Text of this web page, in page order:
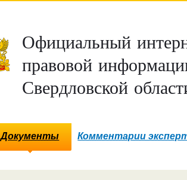
Официальный
правовой
Свердловской
Документы Комментарии